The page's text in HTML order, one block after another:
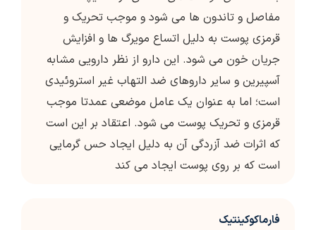
مفاصل و تاندون ها می شود و موجب تحریک و
قرمزی پوست به دلیل اتساع مویرگ ها و افزایش
جریان خون می شود. این دارو از نظر دارویی مشابه
آسپیرین و سایر داروهای ضد التهاب غیر استروئیدی
است؛ اما به عنوان یک عامل موضعی عمدتا موجب
قرمزی و تحریک پوست می شود. اعتقاد بر این است
که اثرات ضد آزردگی آن به دلیل ایجاد حس گرمایی
است که بر روی پوست ایجاد می کند
فارماکوکینتیک